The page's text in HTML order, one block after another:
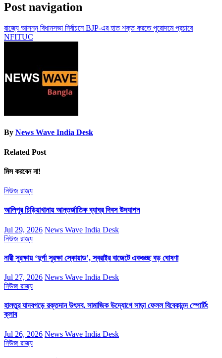
Post navigation
রাজ্যে আসন্ন বিধানসভা নির্বাচনে BJP-এর হাত শক্ত করতে পুরোদমে প্রচারে
NFITUC
By News Wave India Desk
Related Post
মিস করবেন না!
নিউজ রাজ্য
আলিপুর চিড়িয়াখানায় আন্তর্জাতিক ব্যাঘ্র দিবস উদযাপন
Jul 29, 2026 News Wave India Desk
নিউজ রাজ্য
নারী সুরক্ষায় ‘দুর্গা সুরক্ষা স্কোয়াড’, স্বরাষ্ট্র বাজেটে একগুচ্ছ বড় ঘোষণা
Jul 27, 2026 News Wave India Desk
নিউজ রাজ্য
হালতুর যাদবগড়ে রক্তদান উৎসব, সামাজিক উদ্যোগে সাড়া ফেলল বিবেকানন্দ স্পোর্টিং
ক্লাব
Jul 26, 2026 News Wave India Desk
নিউজ রাজ্য